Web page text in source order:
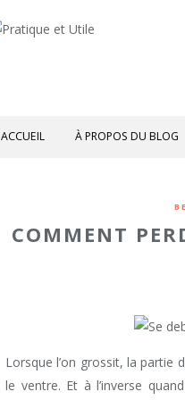
ACCUEIL À PROPOS DU BLOG
COMMENT
Lorsque l’on grossit, la partie
le ventre. Et à l’inverse